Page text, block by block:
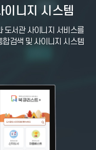
이니지 시스템
도서관 사이니지 서비스를
검색 및 사이니지 시스템